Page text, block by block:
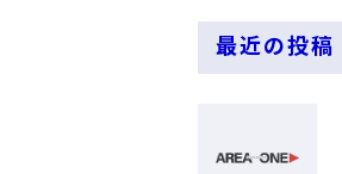
最近の投稿